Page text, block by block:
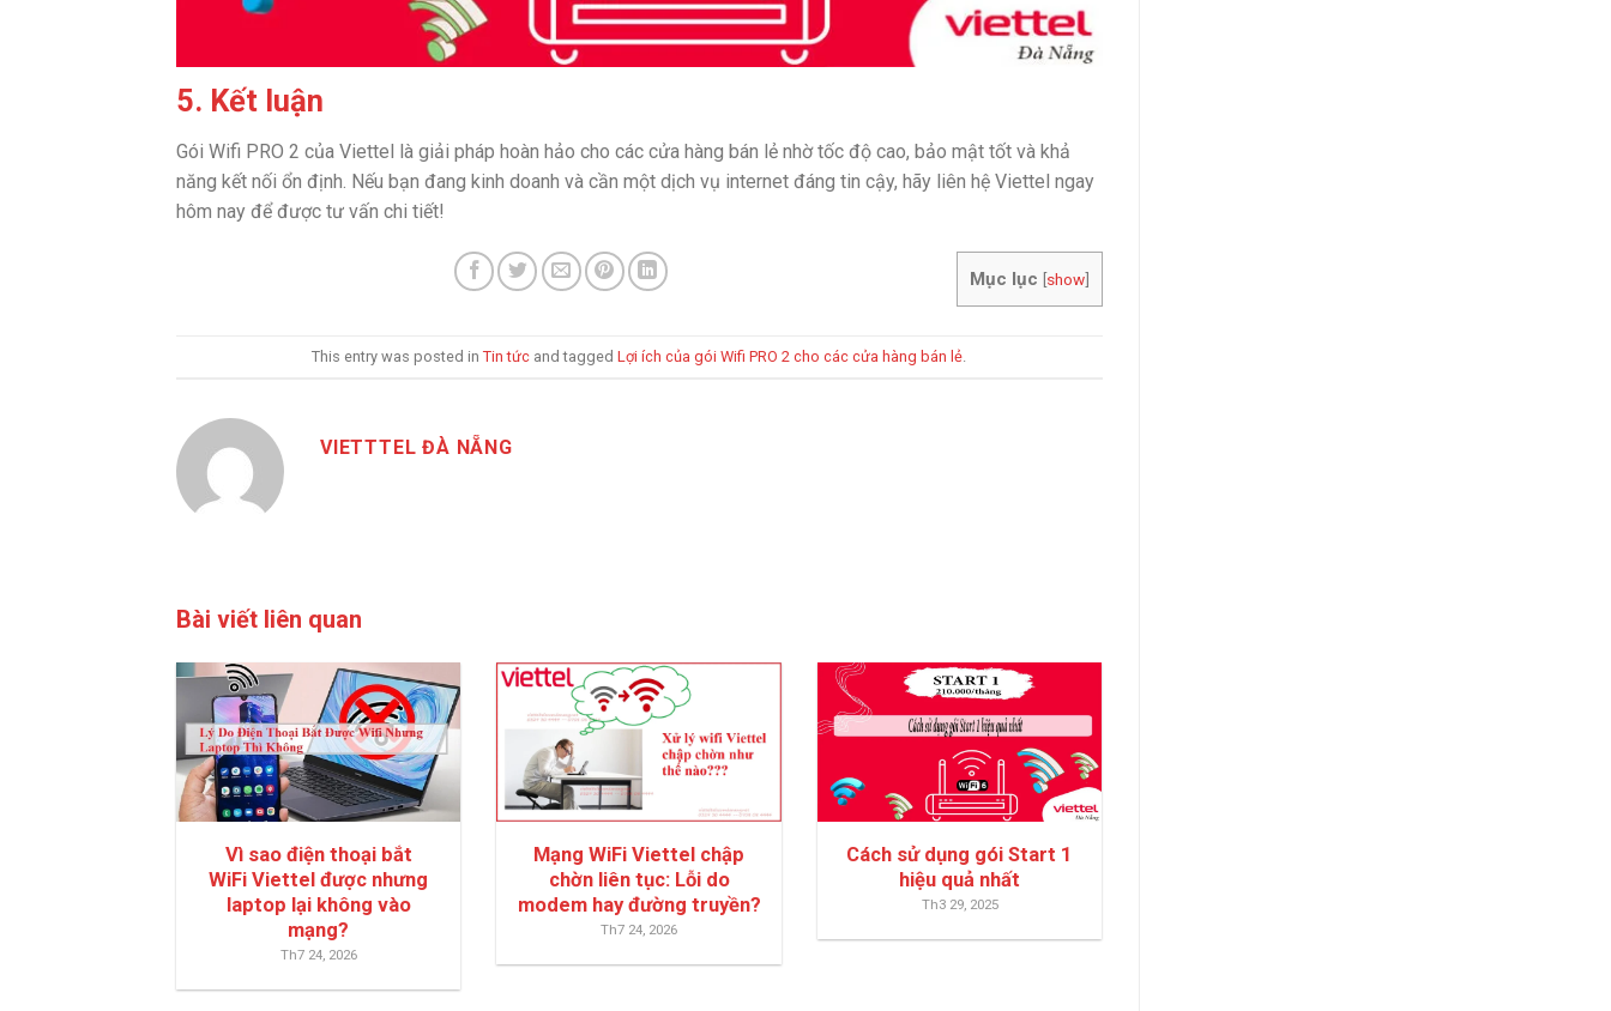
5. Kết luận
Gói Wifi PRO 2 của Viettel là giải pháp hoàn hảo cho các cửa hàng bán lẻ nhờ tốc độ cao, bảo mật tốt và khả
năng kết nối ổn định. Nếu bạn đang kinh doanh và cần một dịch vụ internet đáng tin cậy, hãy liên hệ Viettel ngay
hôm nay để được tư vấn chi tiết!
Mục lục [show]
This entry was posted inTin tức and taggedLợi ích của gói Wifi PRO 2 cho các cửa hàng bán lẻ
VIETTTEL ĐÀ NẴNG
Bài viết liên quan
Vì sao điện thoại bắt
WiFi Viettel được nhưng
laptop lại không vào
mạng?
Th7 24, 2026
Mạng WiFi Viettel chập
chờn liên tục: Lỗi do
modem hay đường truyền?
Th7 24, 2026
Cách sử dụng gói Start 1
hiệu quả nhất
Th3 29, 2025